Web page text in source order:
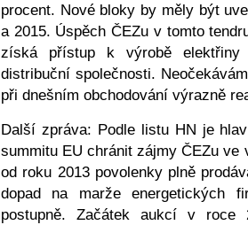
procent. Nové bloky by měly být
a 2015. Úspěch ČEZu v tomto
získá přístup k výrobě
distribuční společnosti.
při dnešním obchodování výrazně
Další zpráva: Podle listu HN je
summitu EU chránit zájmy ČEZu
od roku 2013 povolenky plně
dopad na marže energetických
postupně. Začátek aukcí v